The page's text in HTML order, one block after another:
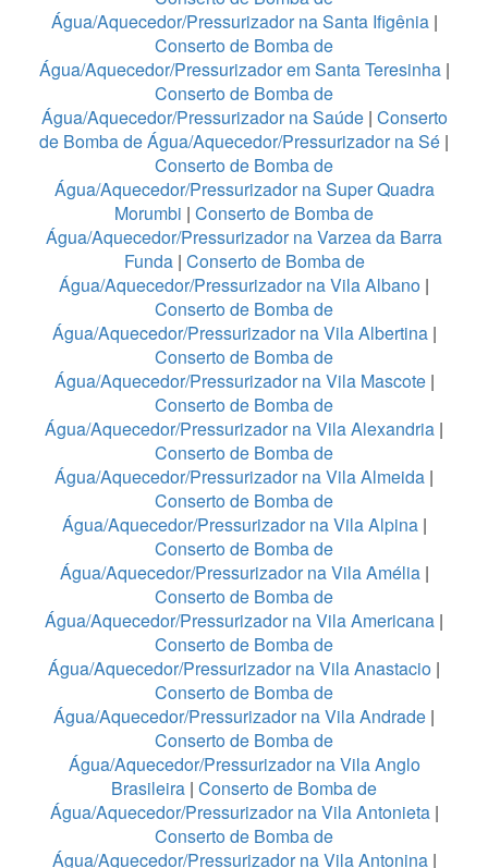
Água/Aquecedor/Pressurizador na Santa Ifigênia |
Conserto de Bomba de
Água/Aquecedor/Pressurizador em Santa Teresinha|
Conserto de Bomba de
Água/Aquecedor/Pressurizador na Saúde| Conserto
de Bomba de Água/Aquecedor/Pressurizador na Sé |
Conserto de Bomba de
Água/Aquecedor/Pressurizador na Super Quadra
Morumbi | Conserto de Bomba de
Água/Aquecedor/Pressurizador na Varzea da Barra
Funda| Conserto de Bomba de
Água/Aquecedor/Pressurizador na Vila Albano |
Conserto de Bomba de
Água/Aquecedor/Pressurizador na Vila Albertina|
Conserto de Bomba de
Água/Aquecedor/Pressurizador na Vila Mascote|
Conserto de Bomba de
Água/Aquecedor/Pressurizador na Vila Alexandria |
Conserto de Bomba de
Água/Aquecedor/Pressurizador na Vila Almeida |
Conserto de Bomba de
Água/Aquecedor/Pressurizador na Vila Alpina |
Conserto de Bomba de
Água/Aquecedor/Pressurizador na Vila Amélia |
Conserto de Bomba de
Água/Aquecedor/Pressurizador na Vila Americana |
Conserto de Bomba de
Água/Aquecedor/Pressurizador na Vila Anastacio |
Conserto de Bomba de
Água/Aquecedor/Pressurizador na Vila Andrade |
Conserto de Bomba de
Água/Aquecedor/Pressurizador na Vila Anglo
Brasileira | Conserto de Bomba de
Água/Aquecedor/Pressurizador na Vila Antonieta|
Conserto de Bomba de
Água/Aquecedor/Pressurizador na Vila Antonina|